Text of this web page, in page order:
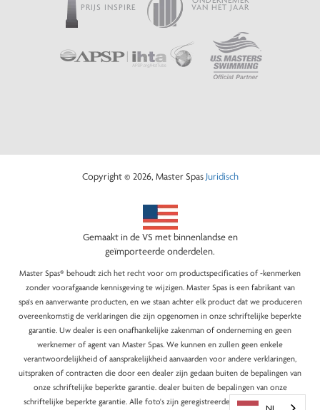
PRIJS INSPIRE VAN HET JAAR
Copyright © 2026, Master SpasJuridisch
Gemaakt in de VS met binnenlandse en
geïmporteerde onderdelen.
Master Spas® behoudt zich het recht voor om productspecificaties of -kenmerken
zonder voorafgaande kennisgeving te wijzigen. Master Spas is een fabrikant van
spa's en aanverwante producten, en we staan achter elk product dat we produceren
overeenkomstig de verklaringen die zijn opgenomen in onze schriftelijke beperkte
garantie. Uw dealer is een onafhankelijke zakenman of onderneming en geen
werknemer of agent van Master Spas. We kunnen en zullen geen enkele
verantwoordelijkheid of aansprakelijkheid aanvaarden voor andere verklaringen,
uitspraken of contracten die door een dealer zijn gedaan buiten de bepalingen van
onze schriftelijke beperkte garantie. dealer buiten de bepalingen van onze
schriftelijke beperkte garantie. Alle foto's zijn geregistreerde auteursrechten van
NL